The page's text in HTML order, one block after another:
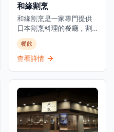
與朋友共聚，享受傳統日
式料理的魅力。餐廳以在
元朗區提供高性價比的日
本料理而聞名，無論是想
要品嚐新鮮刺身還是享受
炭火串燒的獨特風味，鳥
和緣割烹
和緣割烹是一家專門提供
日本割烹料理的餐廳，割
烹是日本最精緻和最悠久
的烹飪傳統之一。餐廳使
用優質的日本食材，隨著
驗。餐廳位於上環新建的
干諾中心29樓，可從私密
的用餐環境中欣賞維多利
亞港的壯麗景色。開放式
廚房讓廚師能與食客互
餐飲
查看詳情